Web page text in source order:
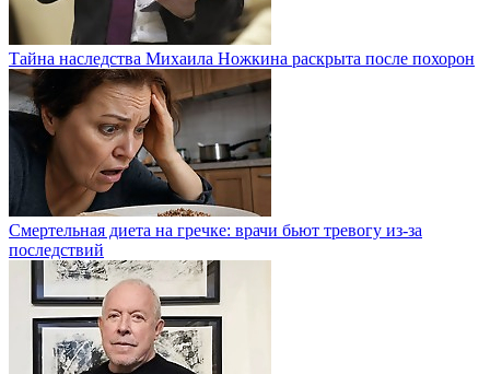
Тайна наследства Михаила Ножкина раскрыта после похорон
Смертельная диета на гречке: врачи бьют тревогу из-за
последствий